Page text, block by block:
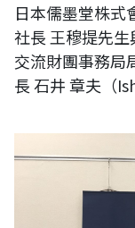
日本儒墨堂株式
社長 王穆提先
交流財團事務局
長 石井 章夫（
修復學會理事長理事長